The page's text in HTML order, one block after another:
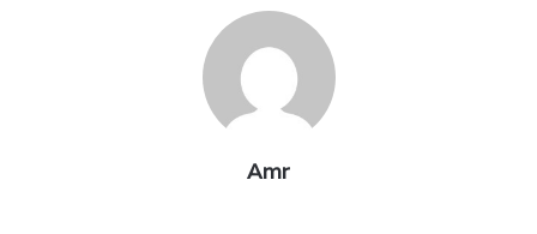
Amr